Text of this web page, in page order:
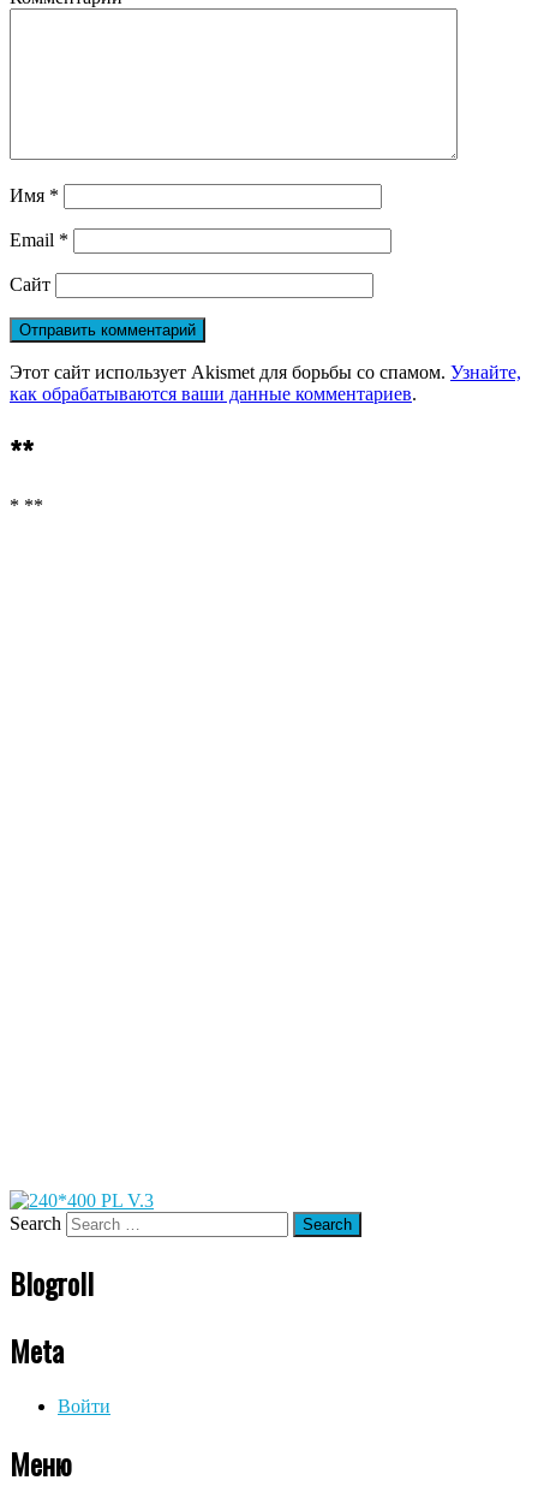
Имя *
Email *
Сайт
Этот сайт использует Akismet для борьбы со спамом. Узнайте,
как обрабатываются ваши данные комментариев.
**
* **
Search
Blogroll
Meta
Войти
Меню